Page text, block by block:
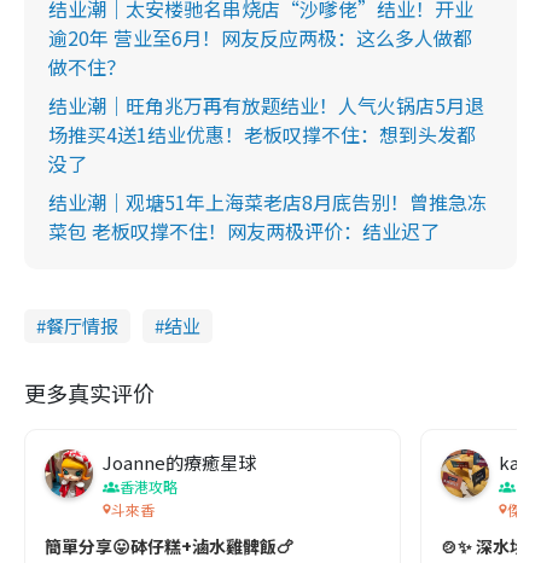
结业潮｜太安楼驰名串烧店“沙嗲佬”结业！开业
逾20年 营业至6月！网友反应两极：这么多人做都
做不住？
结业潮｜旺角兆万再有放题结业！人气火锅店5月退
场推买4送1结业优惠！老板叹撑不住：想到头发都
没了
结业潮｜观塘51年上海菜老店8月底告别！曾推急冻
菜包 老板叹撑不住！网友两极评价：结业迟了
餐厅情报 结业
更多真实评价
Joanne的療癒星球
香港攻略
斗來香
簡單分享😛砵仔糕+滷水雞髀飯🍗
傑星
🍲✨ 深水埗